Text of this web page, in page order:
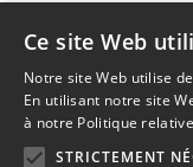
RÉSERVER CETTE
Ce site Web
Notre site Web utilise
En utilisant notre site
à notre Politique
STRICTEMENT